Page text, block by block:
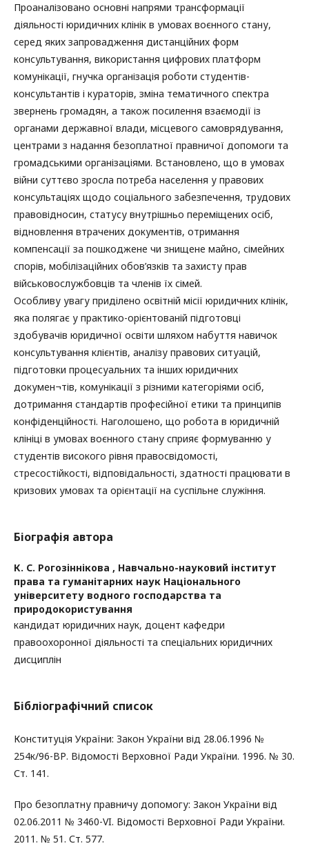
Проаналізовано основні напрями трансформації
діяльності юридичних клінік в умовах воєнного стану,
серед яких запровадження дистанційних форм
консультування, використання цифрових платформ
комунікації, гнучка організація роботи студентів-
консультантів і кураторів, зміна тематичного спектра
звернень громадян, а також посилення взаємодії із
органами державної влади, місцевого самоврядування,
центрами з надання безоплатної правничої допомоги та
громадськими організаціями. Встановлено, що в умовах
війни суттєво зросла потреба населення у правових
консультаціях щодо соціального забезпечення, трудових
правовідносин, статусу внутрішньо переміщених осіб,
відновлення втрачених документів, отримання
компенсації за пошкоджене чи знищене майно, сімейних
спорів, мобілізаційних обов’язків та захисту прав
військовослужбовців та членів їх сімей.
Особливу увагу приділено освітній місії юридичних клінік,
яка полягає у практико-орієнтованій підготовці
здобувачів юридичної освіти шляхом набуття навичок
консультування клієнтів, аналізу правових ситуацій,
підготовки процесуальних та інших юридичних
докумен¬тів, комунікації з різними категоріями осіб,
дотримання стандартів професійної етики та принципів
конфіденційності. Наголошено, що робота в юридичній
клініці в умовах воєнного стану сприяє формуванню у
студентів високого рівня правосвідомості,
стресостійкості, відповідальності, здатності працювати в
кризових умовах та орієнтації на суспільне служіння.
Біографія автора
К. С. Рогозіннікова , Навчально-науковий інститут
права та гуманітарних наук Національного
університету водного господарства та
природокористування
кандидат юридичних наук, доцент кафедри
правоохоронної діяльності та спеціальних юридичних
дисциплін
Бібліографічний список
Конституція України: Закон України від 28.06.1996 №
254к/96-ВР. Відомості Верховної Ради України. 1996. № 30.
Ст. 141.
Про безоплатну правничу допомогу: Закон України від
02.06.2011 № 3460-VI. Відомості Верховної Ради України.
2011. № 51. Ст. 577.